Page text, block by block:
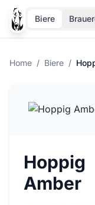
Biere
Home / Biere /
Hoppig
Amber